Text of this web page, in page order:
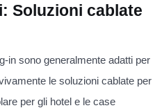
Soluzioni cablate
in sono generalmente adatti per
le soluzioni cablate per
per gli hotel e le case